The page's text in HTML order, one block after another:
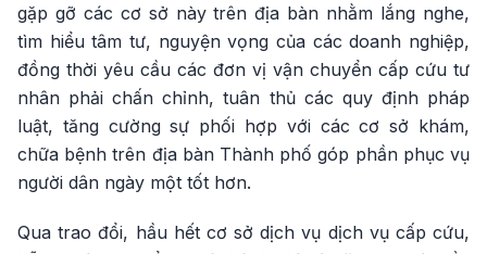
gặp gỡ các cơ sở này trên địa bàn nhằm lắng nghe,
tìm hiểu tâm tư, nguyện vọng của các doanh nghiệp,
đồng thời yêu cầu các đơn vị vận chuyển cấp cứu tư
nhân phải chấn chỉnh, tuân thủ các quy định pháp
luật, tăng cường sự phối hợp với các cơ sở khám,
chữa bệnh trên địa bàn Thành phố góp phần phục vụ
người dân ngày một tốt hơn.
Qua trao đổi, hầu hết cơ sở dịch vụ dịch vụ cấp cứu,